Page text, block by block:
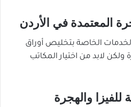
المعتمدة في الأردن
الخاصة بتخليص أوراق
ولكن لابد من اختيار المكاتب